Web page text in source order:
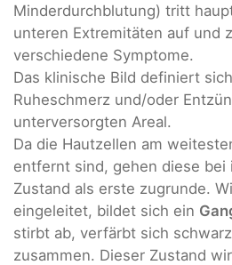
Minderdurchblutung) tritt
unteren Extremitäten auf und
verschiedene Symptome.
Das klinische Bild definiert
Ruheschmerz und/oder
unterversorgten Areal.
Da die Hautzellen am
entfernt sind, gehen diese bei
Zustand als erste zugrunde.
eingeleitet, bildet sich ein
stirbt ab, verfärbt sich
zusammen. Dieser Zustand